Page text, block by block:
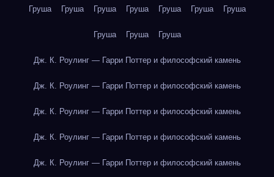
Груша Груша Груша Груша Груша Груша Груша
Груша Груша Груша
Дж. К. Роулинг — Гарри Поттер и философский камень
Дж. К. Роулинг — Гарри Поттер и философский камень
Дж. К. Роулинг — Гарри Поттер и философский камень
Дж. К. Роулинг — Гарри Поттер и философский камень
Дж. К. Роулинг — Гарри Поттер и философский камень